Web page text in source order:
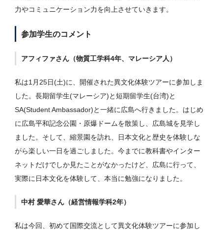
力やコミュニケーション力を向上させていきます。
参加学生のコメント
アフィファさん（物質工学科4年、マレーシア人）
私は1月25日(土)に、開催された異文化体験ツアーに参加しま
した。長期留学生(マレーシア)と短期留学生(台湾)と
SA(Student Ambassador)と一緒に広島へ行きました。はじめ
に広島平和記念公園・原爆ドームを散策し、広島城を見学し
ました。そして、縮景園を訪れ、日本文化と歴史を体験しな
がら楽しい一日を過ごしました。今までに教科書やインター
ネットだけでしか見たことがなかったけど、広島に行って、
実際に日本文化を体験して、本当に勉強になりました。
中村 愛華さん（経営情報学科2年）
私は今回、初めて国際交流として異文化体験ツアーに参加し